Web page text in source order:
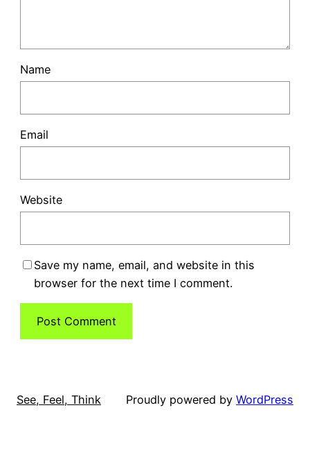
Name
Email
Website
Save my name, email, and website in this
browser for the next time I comment.
See, Feel, Think Proudly powered by WordPress